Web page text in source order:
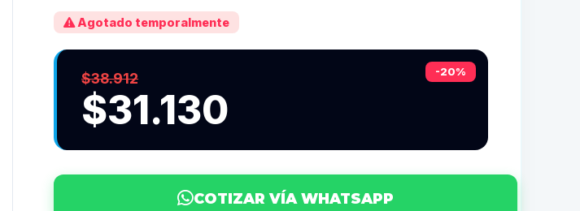
Agotado temporalmente
-20%
$38.912
$31.130
COTIZAR VÍA WHATSAPP